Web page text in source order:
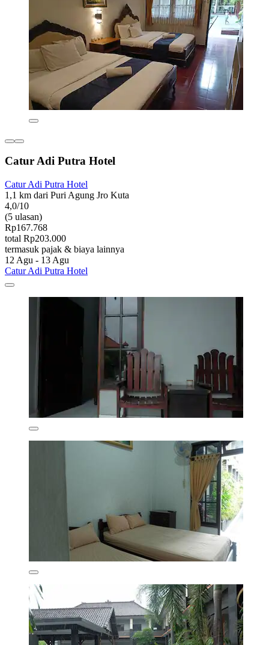
Catur Adi Putra Hotel
Catur Adi Putra Hotel
1,1 km dari Puri Agung Jro Kuta
4,0/10
(5 ulasan)
Rp167.768
total Rp203.000
termasuk pajak & biaya lainnya
12 Agu - 13 Agu
Catur Adi Putra Hotel